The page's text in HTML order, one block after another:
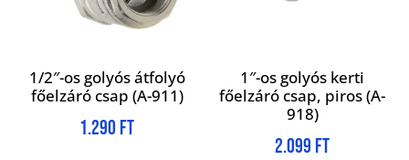
1/2″-os golyós átfolyó
főelzáró csap (A-911)
1.290 Ft
1″-os golyós kerti
főelzáró csap, piros (A-
918)
2.099 Ft